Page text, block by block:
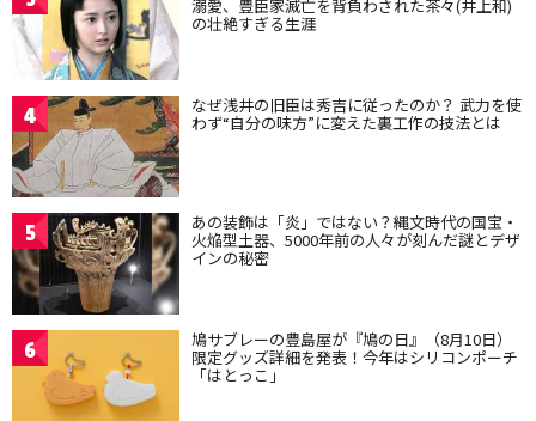
溺愛、豊臣家滅亡を背負わされた茶々(井上和)
の壮絶すぎる生涯
4 なぜ浅井の旧臣は秀吉に従ったのか？ 武力を使
わず“自分の味方”に変えた裏工作の技法とは
5 あの装飾は「炎」ではない？縄文時代の国宝・
火焔型土器、5000年前の人々が刻んだ謎とデザ
インの秘密
6 鳩サブレーの豊島屋が『鳩の日』（8月10日）
限定グッズ詳細を発表！今年はシリコンポーチ
「はとっこ」